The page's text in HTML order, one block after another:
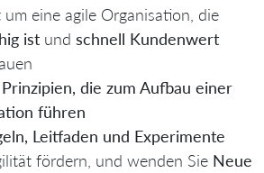
um eine agile Organisation, die
ist und schnell Kundenwert
Prinzipien, die zum Aufbau einer
führen
Leitfaden und Experimente
fördern, und wenden Sie Neue